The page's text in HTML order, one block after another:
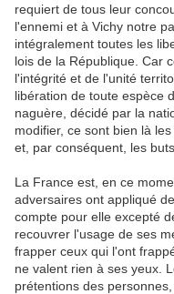
requiert de tous leur
l'ennemi et à Vichy notre
intégralement toutes les
lois de la République. Car
l'intégrité et de l'unité
libération de toute espèce
naguère, décidé par la
modifier, ce sont bien là
et, par conséquent, les
La France est, en ce
adversaires ont appliqué
compte pour elle excepté
recouvrer l'usage de ses
frapper ceux qui l'ont
ne valent rien à ses yeux.
prétentions des